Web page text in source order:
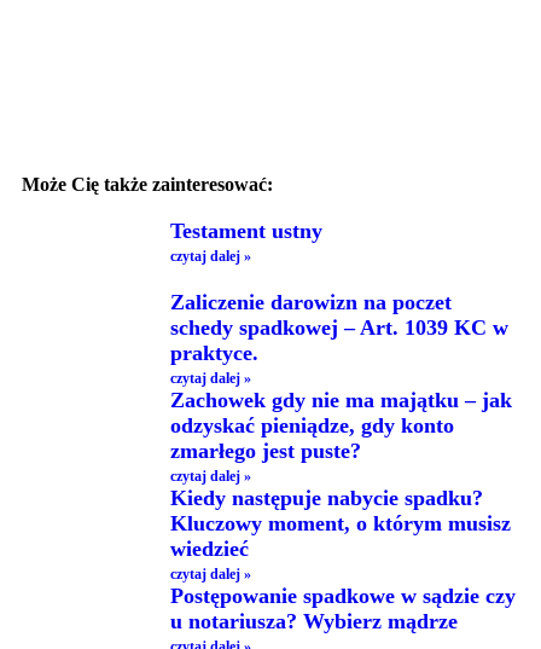
Może Cię także zainteresować:
Testament ustny
czytaj dalej »
Zaliczenie darowizn na poczet
schedy spadkowej – Art. 1039 KC w
praktyce.
czytaj dalej »
Zachowek gdy nie ma majątku – jak
odzyskać pieniądze, gdy konto
zmarłego jest puste?
czytaj dalej »
Kiedy następuje nabycie spadku?
Kluczowy moment, o którym musisz
wiedzieć
czytaj dalej »
Postępowanie spadkowe w sądzie czy
u notariusza? Wybierz mądrze